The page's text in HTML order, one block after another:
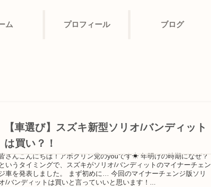
ム プロフィール ブログ
【車選び】スズキ新型ソリオ/バンディット
は買い？！
さんこんにちは！アポクリン党のyouです☀ 年明けの時期になぜ？
というタイミングで、スズキがソリオ/バンディットのマイナーチェン
車を発表しました。 まず初めに… 今回のマイナーチェンジ版ソリ
/バンディットは買いと言っていいと思います！...